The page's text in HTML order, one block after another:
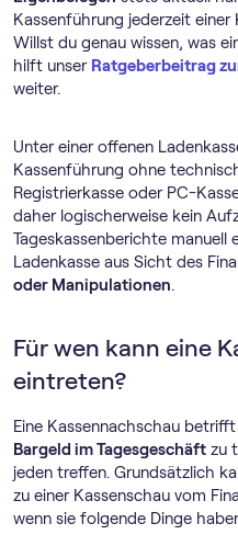
Kassenführung jederzeit
Willst du genau wissen, was
hilft unser Ratgeberbeitrag
weiter.
Unter einer offenen
Kassenführung ohne
Registrierkasse oder PC-
daher logischerweise kein
Tageskassenberichte manuell
Ladenkasse aus Sicht des
oder Manipulationen.
Für wen kann eine
eintreten?
Eine Kassennachschau
Bargeld im Tagesgeschäft zu
jeden treffen. Grundsätzlich
zu einer Kassenschau vom
wenn sie folgende Dinge